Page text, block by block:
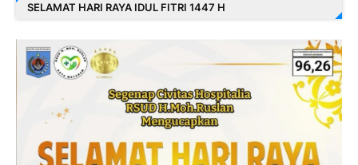
SELAMAT HARI RAYA IDUL FITRI 1447 H